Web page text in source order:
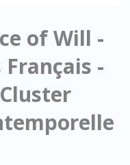
of Will -
-